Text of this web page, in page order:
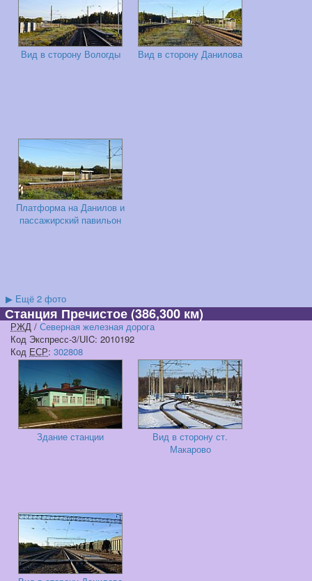
Вид в сторону Вологды Вид в сторону Данилова
Платформа на Данилов и
пассажирский павильон
▶ Ещё 2 фото
Станция Пречистое(386,300 км)
РЖД / Северная железная дорога
Код Экспресс-3/UIC: 2010192
Код ЕСР: 302808
Здание станции
Вид в сторону ст.
Макарово